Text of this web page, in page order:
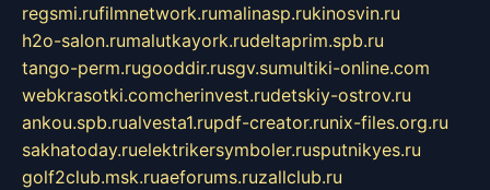
regsmi.rufilmnetwork.rumalinasp.rukinosvin.ru
h2o-salon.rumalutkayork.rudeltaprim.spb.ru
tango-perm.rugooddir.rusgv.sumultiki-online.com
webkrasotki.comcherinvest.rudetskiy-ostrov.ru
ankou.spb.rualvesta1.rupdf-creator.runix-files.org.ru
sakhatoday.ruelektrikersymboler.rusputnikyes.ru
golf2club.msk.ruaeforums.ruzallclub.ru